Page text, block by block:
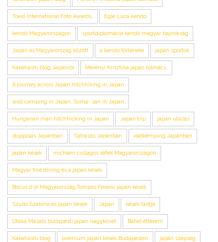
Tokió International Foto Awards, Egle Luca kendó
kendó Magyarországon sportdiplomácia kendó magyar bajnokság
Japán és Magyarország között a kendó története japán sportok
Kakehashi blog Japánról Merényi Krisztina japán tolmács,
A journey across Japan,hitchhiking in Japan
wild camping in Japan. Soma- san in Japan
Hungarian man hitchhicking in Japan Japan trip japán utazás
stoppolás Japánban Sátrazás Japánban vadkemping Japánban
japán kések michlein csillagos séfek Magyarországon
Magyar fine dining és a japán kések
Bocus d'or Magyarország,Tompos Ferenc japán kések
Szullo Szabina és japán kések Japán kések boltja
Otaka Masato budapesti japán nagykövet Bábel étterem
Kakehashi blog prémium japán kések Budapesten japán szépség